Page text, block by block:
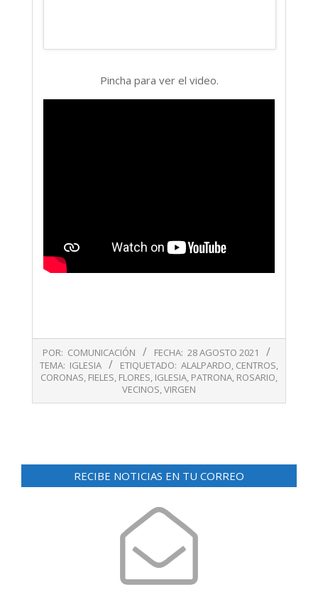
Pincha para ver el video.
08-
28
POR: COMUNICACIÓN FECHA: 28 AGOSTO 2021
TEMA: IGLESIA ETIQUETADO: ALALPARDO, CENTROS,
CORONAS, FIELES, FLORES, IGLESIA, PATRONA, ROSARIO,
VECINOS,VIRGEN
RECIBE NOTICIAS EN TU CORREO